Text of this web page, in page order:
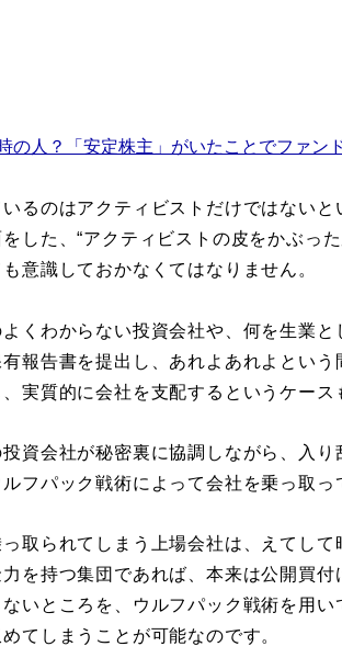
の人？「安定株主」がいたことでファン
るのはアクティビストだけではないと
した、“アクティビストの皮をかぶっ
意識しておかなくてはなりません。
くわからない投資会社や、何を生業と
報告書を提出し、あれよあれよとい
実質的に会社を支配するというケース
資会社が秘密裏に協調しながら、入り
フパック戦術によって会社を乗っ取っ
取られてしまう上場会社は、えてして
を持つ集団であれば、本来は公開買
いところを、ウルフパック戦術を用い
てしまうことが可能なのです。